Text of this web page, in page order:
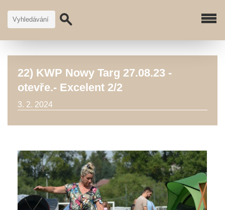
22) KWP Nowy Targ 27.08.23 -
otevře.- Excelent 2/2
3. 2. 2024